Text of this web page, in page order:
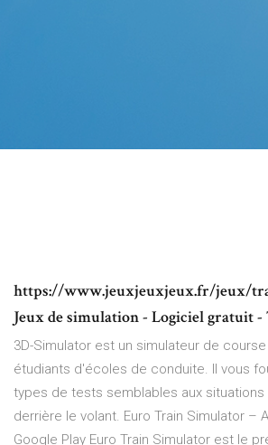
https://www.jeuxjeuxjeux.fr/jeux/
Jeux de simulation - Logiciel gratuit -
3D-Simulator est un simulateur de
étudiants d'écoles de conduite. Il vous
types de tests semblables aux
derrière le volant. Euro Train Simulator –
Google Play Euro Train Simulator est le